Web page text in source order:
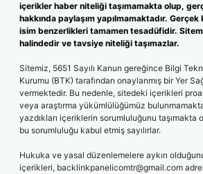
içerikler haber niteliği taşımamakta olup,
hakkında paylaşım yapılmamaktadır.
isim benzerlikleri tamamen tesadüfidir.
halindedir ve tavsiye niteliği taşımazlar.
Sitemiz, 5651 Sayılı Kanun gereğince Bilgi
Kurumu (BTK) tarafından onaylanmış bir Yer
vermektedir. Bu nedenle, sitedeki içerikleri
veya araştırma yükümlülüğümüz
yazdıkları içeriklerin sorumluluğunu taşımakta
bu sorumluluğu kabul etmiş sayılırlar.
Hukuka ve yasal düzenlemelere aykırı
içerikleri, backlinkpanelicomtr@gmail.com